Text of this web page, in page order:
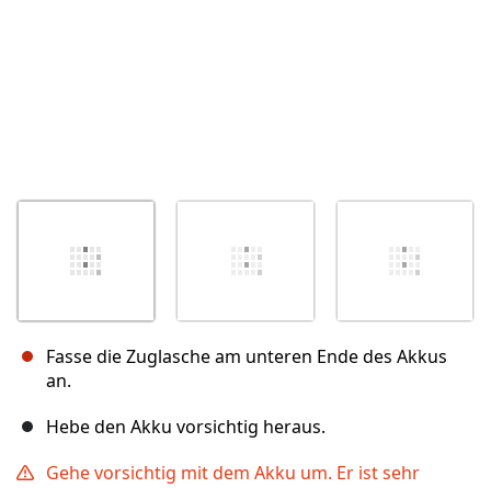
Fasse die Zuglasche am unteren Ende des Akkus
an.
Hebe den Akku vorsichtig heraus.
Gehe vorsichtig mit dem Akku um. Er ist sehr